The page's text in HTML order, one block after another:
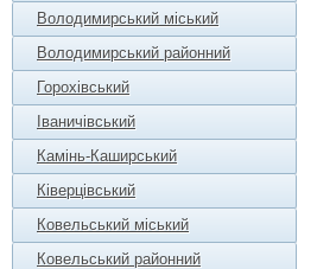
Володимирський міський
Володимирський районний
Горохівський
Іваничівський
Камінь-Каширський
Ківерцівський
Ковельський міський
Ковельський районний